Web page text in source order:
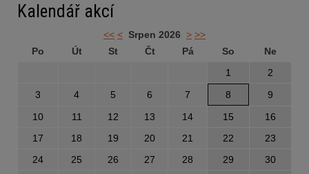
Kalendář akcí
<< < Srpen 2026 > >>
Po
Út St Čt Pá So
Ne
1
2
3
4 5 6 7 8
9
10
11 12 13 14 15
16
17
18 19 20 21 22
23
24
25 26 27 28 29
30